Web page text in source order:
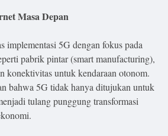
Masa Depan
implementasi 5G dengan fokus pada
pabrik pintar (smart manufacturing),
konektivitas untuk kendaraan otonom.
bahwa 5G tidak hanya ditujukan untuk
tulang punggung transformasi